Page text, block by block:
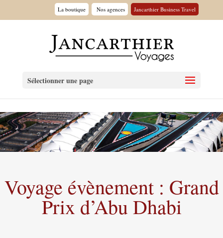
La boutique Nos agences Jancarthier Business Travel
Sélectionner une page
Voyage évènement : Grand
Prix d’Abu Dhabi